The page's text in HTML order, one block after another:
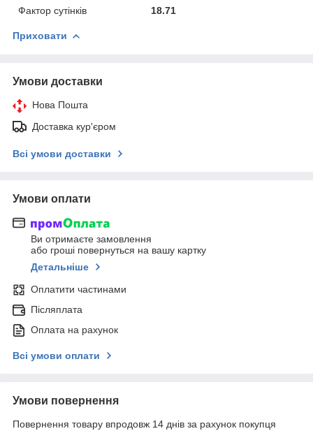
Фактор сутінків
18.71
Приховати
Умови доставки
Нова Пошта
Доставка кур'єром
Всі умови доставки
Умови оплати
Ви отримаєте замовлення
або гроші повернуться на вашу картку
Детальніше
Оплатити частинами
Післяплата
Оплата на рахунок
Всі умови оплати
Умови повернення
Повернення товару впродовж 14 днів за рахунок покупця